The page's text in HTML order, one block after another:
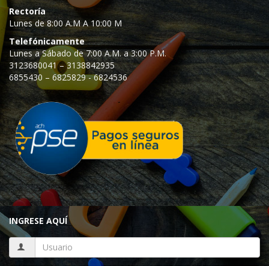
Rectoría
Lunes de 8:00 A.M A 10:00 M
Telefónicamente
Lunes a Sábado de 7:00 A.M. a 3:00 P.M.
3123680041 – 3138842935
6855430 – 6825829 - 6824536
INGRESE AQUÍ